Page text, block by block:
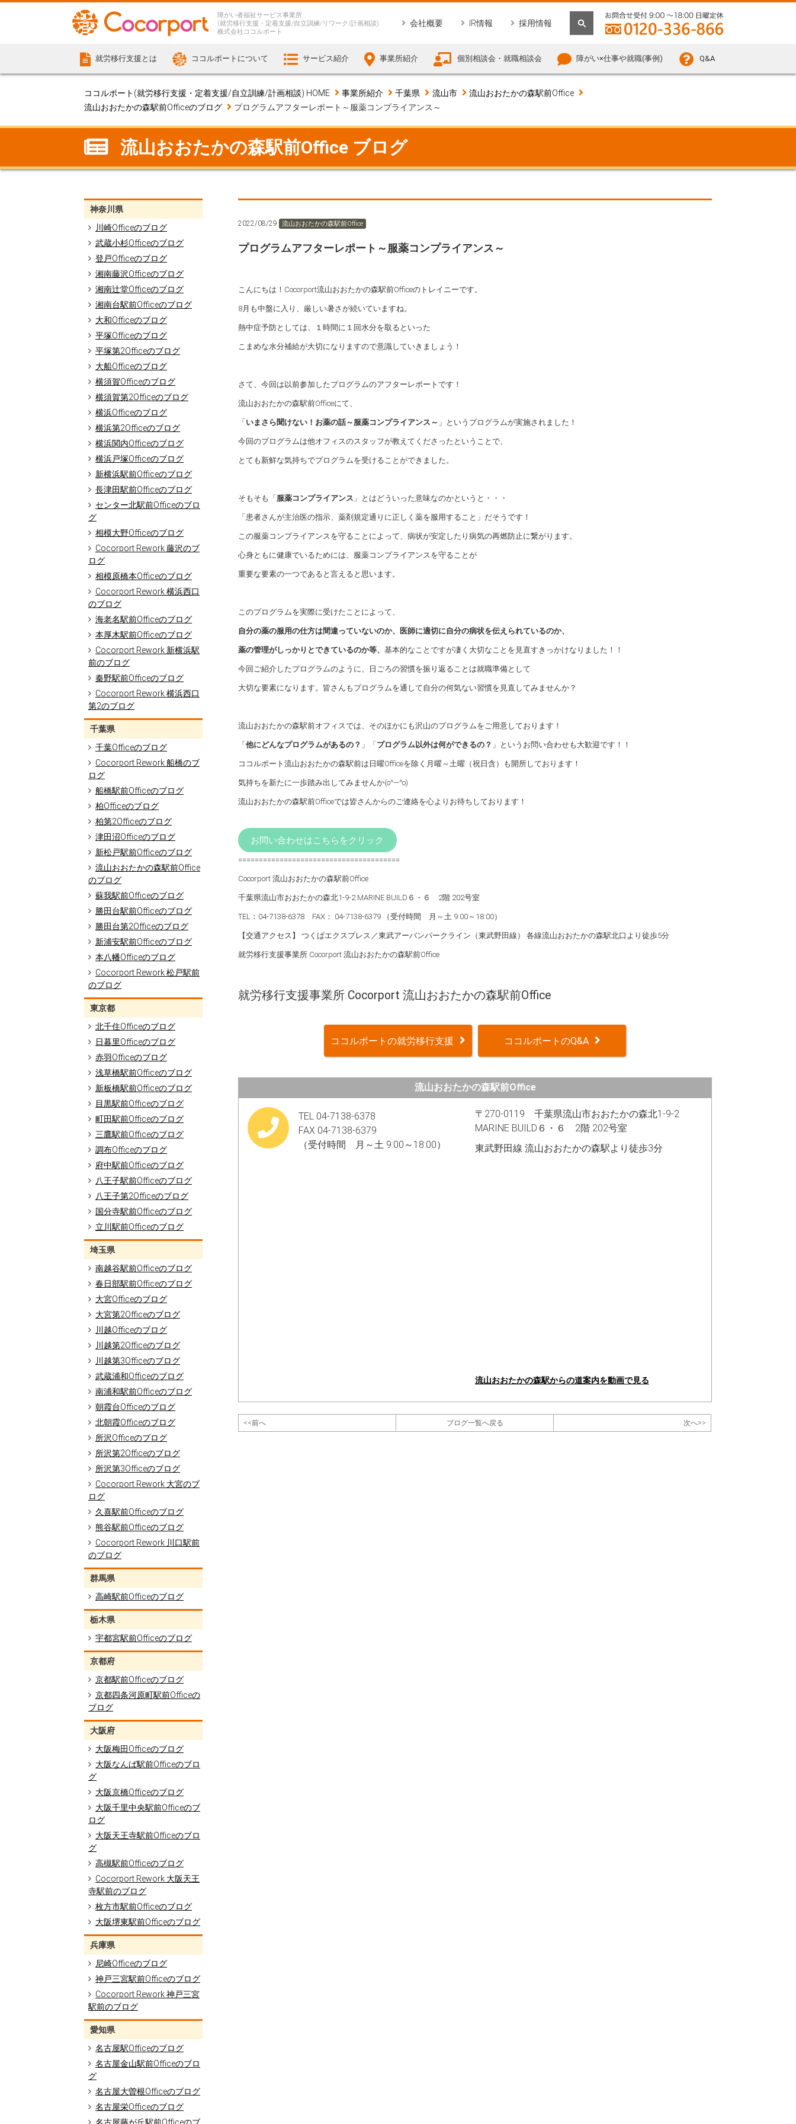
障がい者福祉サービス事業所
(就労移行支援・定着支援/自立訓練/リワーク/計画相談)
株式会社ココルポート
会社概要 IR情報 採用情報
就労移行支援とは ココルポートについて サービス紹介 事業所紹介 個別相談会・就職相談会 障がい×仕事や就職(事例) Q&A
ココルポート(就労移行支援・定着支援/自立訓練/計画相談) HOME 事業所紹介 千葉県 流山市
流山おおたかの森駅前Office
流山おおたかの森駅前Officeのブログ
プログラムアフターレポート～服薬コンプライアンス～
流山おおたかの森駅前Office ブログ
神奈川県
川崎Officeのブログ
武蔵小杉Officeのブログ
登戸Officeのブログ
湘南藤沢Officeのブログ
湘南辻堂Officeのブログ
湘南台駅前Officeのブログ
大和Officeのブログ
平塚Officeのブログ
平塚第2Officeのブログ
大船Officeのブログ
横須賀Officeのブログ
横須賀第2Officeのブログ
横浜Officeのブログ
横浜第2Officeのブログ
横浜関内Officeのブログ
横浜戸塚Officeのブログ
新横浜駅前Officeのブログ
長津田駅前Officeのブログ
センター北駅前Officeのブロ
グ
相模大野Officeのブログ
Cocorport Rework 藤沢のブ
ログ
相模原橋本Officeのブログ
Cocorport Rework 横浜西口
のブログ
海老名駅前Officeのブログ
本厚木駅前Officeのブログ
Cocorport Rework 新横浜駅
前のブログ
秦野駅前Officeのブログ
Cocorport Rework 横浜西口
第2のブログ
千葉県
千葉Officeのブログ
Cocorport Rework 船橋のブ
ログ
船橋駅前Officeのブログ
柏Officeのブログ
柏第2Officeのブログ
津田沼Officeのブログ
新松戸駅前Officeのブログ
流山おおたかの森駅前Office
のブログ
蘇我駅前Officeのブログ
勝田台駅前Officeのブログ
勝田台第2Officeのブログ
新浦安駅前Officeのブログ
本八幡Officeのブログ
Cocorport Rework 松戸駅前
のブログ
東京都
北千住Officeのブログ
日暮里Officeのブログ
赤羽Officeのブログ
浅草橋駅前Officeのブログ
新板橋駅前Officeのブログ
目黒駅前Officeのブログ
町田駅前Officeのブログ
三鷹駅前Officeのブログ
調布Officeのブログ
府中駅前Officeのブログ
八王子駅前Officeのブログ
八王子第2Officeのブログ
国分寺駅前Officeのブログ
立川駅前Officeのブログ
埼玉県
南越谷駅前Officeのブログ
春日部駅前Officeのブログ
大宮Officeのブログ
大宮第2Officeのブログ
川越Officeのブログ
川越第2Officeのブログ
川越第3Officeのブログ
武蔵浦和Officeのブログ
南浦和駅前Officeのブログ
朝霞台Officeのブログ
北朝霞Officeのブログ
所沢Officeのブログ
所沢第2Officeのブログ
所沢第3Officeのブログ
Cocorport Rework 大宮のブ
ログ
久喜駅前Officeのブログ
熊谷駅前Officeのブログ
Cocorport Rework 川口駅前
のブログ
群馬県
高崎駅前Officeのブログ
栃木県
宇都宮駅前Officeのブログ
京都府
京都駅前Officeのブログ
京都四条河原町駅前Officeの
ブログ
大阪府
大阪梅田Officeのブログ
大阪なんば駅前Officeのブロ
グ
大阪京橋Officeのブログ
大阪千里中央駅前Officeのブ
ログ
大阪天王寺駅前Officeのブロ
グ
高槻駅前Officeのブログ
Cocorport Rework 大阪天王
寺駅前のブログ
枚方市駅前Officeのブログ
大阪堺東駅前Officeのブログ
兵庫県
尼崎Officeのブログ
神戸三宮駅前Officeのブログ
Cocorport Rework 神戸三宮
駅前のブログ
愛知県
名古屋駅Officeのブログ
名古屋金山駅前Officeのブロ
グ
名古屋大曽根Officeのブログ
名古屋栄Officeのブログ
2022/08/29 流山おおたかの森駅前Office
プログラムアフターレポート～服薬コンプライアンス～
こんにちは！Cocorport流山おおたかの森駅前Officeのトレイニーです。
8月も中盤に入り、厳しい暑さが続いていますね。
熱中症予防としては、１時間に１回水分を取るといった
こまめな水分補給が大切になりますので意識していきましょう！
さて、今回は以前参加したプログラムのアフターレポートです！
流山おおたかの森駅前Officeにて、
「 いまさら聞けない！お薬の話～服薬コンプライアンス～ 」というプログラムが実施されました！
今回のプログラムは他オフィスのスタッフが教えてくださったということで、
とても新鮮な気持ちでプログラムを受けることができました。
そもそも「 服薬コンプライアンス 」とはどういった意味なのかというと・・・
「患者さんが主治医の指示、薬剤規定通りに正しく薬を服用すること」だそうです！
この服薬コンプライアンスを守ることによって、病状が安定したり病気の再燃防止に繋がります。
心身ともに健康でいるためには、服薬コンプライアンスを守ることが
重要な要素の一つであると言えると思います。
このプログラムを実際に受けたことによって、
自分の薬の服用の仕方は間違っていないのか、医師に適切に自分の病状を伝えられているのか、
薬の管理がしっかりとできているのか等、 基本的なことですが凄く大切なことを見直すきっかけなりました！！
今回ご紹介したプログラムのように、日ごろの習慣を振り返ることは就職準備として
大切な要素になります。皆さんもプログラムを通して自分の何気ない習慣を見直してみませんか？
流山おおたかの森駅前オフィスでは、そのほかにも沢山のプログラムをご用意しております！
「 他にどんなプログラムがあるの？ 」「 プログラム以外は何ができるの？ 」というお問い合わせも大歓迎です！！
ココルポート流山おおたかの森駅前は日曜Officeを除く月曜～土曜（祝日含）も開所しております！
気持ちを新たに一歩踏み出してみませんか(o^―^o)
流山おおたかの森駅前Officeでは皆さんからのご連絡を心よりお待ちしております！
お問い合わせはこちらをクリック
=======================================
Cocorport 流山おおたかの森駅前Office
千葉県流山市おおたかの森北1-9-2 MARINE BUILD６・６ 2階 202号室
TEL：04-7138-6378 FAX： 04-7138-6379 （受付時間 月～土 9:00～18:00）
【交通アクセス】 つくばエクスプレス／東武アーバンパークライン（東武野田線） 各線流山おおたかの森駅北口より徒歩5分
就労移行支援事業所 Cocorport 流山おおたかの森駅前Office
就労移行支援事業所 Cocorport 流山おおたかの森駅前Office
ココルポートの就労移行支援 ココルポートのQ&A
流山おおたかの森駅前Office
TEL 04-7138-6378
FAX 04-7138-6379
（受付時間 月～土 9:00～18:00）
〒270-0119 千葉県流山市おおたかの森北1-9-2
MARINE BUILD６・６ 2階 202号室
東武野田線 流山おおたかの森駅より徒歩3分
流山おおたかの森駅からの道案内を動画で見る
<<前へ ブログ一覧へ戻る 次へ>>